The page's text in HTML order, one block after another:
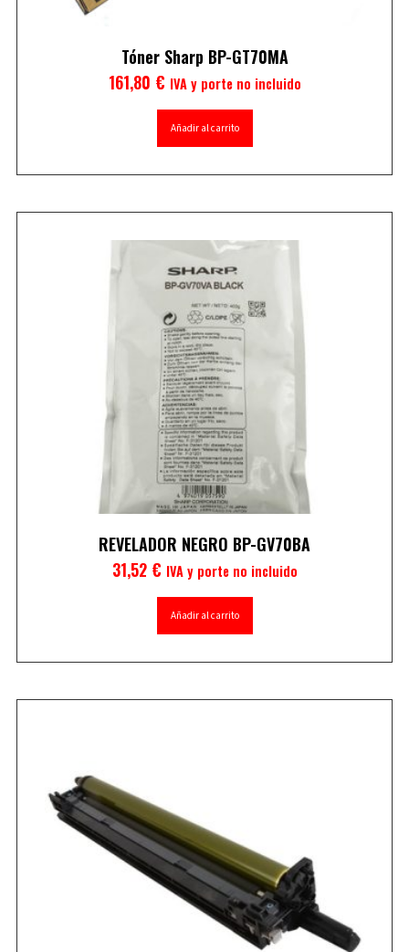
Tóner Sharp BP-GT70MA
161,80 € IVA y porte no incluido
Añadir al carrito
REVELADOR NEGRO BP-GV70BA
31,52 € IVA y porte no incluido
Añadir al carrito